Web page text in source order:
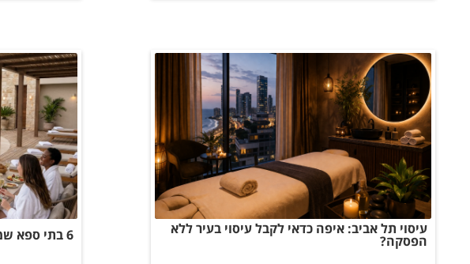
עיסוי תל אביב: איפה כדאי לקבל עיסוי בעיר ללא
הפסקה? 6 בתי ספא שמתאימים ליום כיף עם חברות